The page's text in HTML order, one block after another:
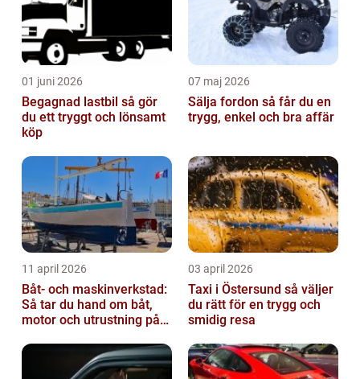
01 juni 2026
Begagnad lastbil så gör
du ett tryggt och lönsamt
köp
07 maj 2026
Sälja fordon så får du en
trygg, enkel och bra affär
11 april 2026
Båt- och maskinverkstad:
Så tar du hand om båt,
motor och utrustning på
03 april 2026
Taxi i Östersund så väljer
du rätt för en trygg och
smidig resa